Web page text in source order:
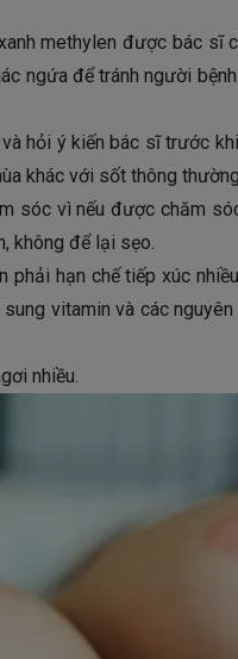
methylen được bác sĩ
ngứa để tránh người
hỏi ý kiến bác sĩ trước
khác với sốt thông
sóc vì nếu được chăm
không để lại sẹo.
hạn chế tiếp xúc
vitamin và các
nhiều.